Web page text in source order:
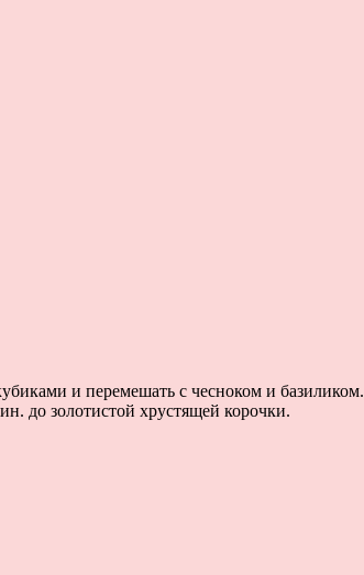
и перемешать с чесноком и базиликом.
до золотистой хрустящей корочки.